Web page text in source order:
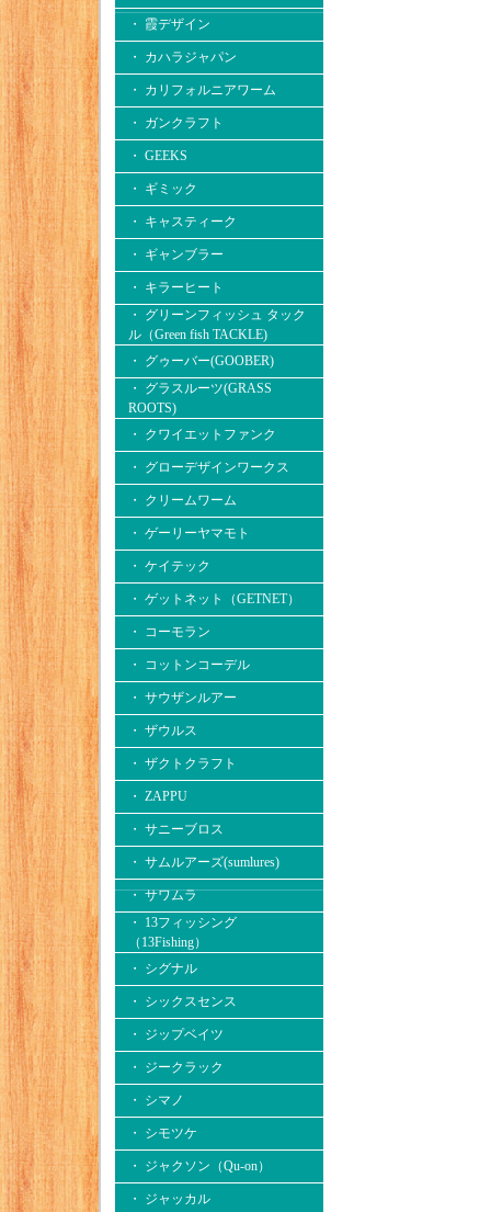
・ 霞デザイン
・ カハラジャパン
・ カリフォルニアワーム
・ ガンクラフト
・ GEEKS
・ ギミック
・ キャスティーク
・ ギャンブラー
・ キラーヒート
・ グリーンフィッシュ タック
ル（Green fish TACKLE)
・ グゥーバー(GOOBER)
・ グラスルーツ(GRASS
ROOTS)
・ クワイエットファンク
・ グローデザインワークス
・ クリームワーム
・ ゲーリーヤマモト
・ ケイテック
・ ゲットネット（GETNET）
・ コーモラン
・ コットンコーデル
・ サウザンルアー
・ ザウルス
・ ザクトクラフト
・ ZAPPU
・ サニーブロス
・ サムルアーズ(sumlures)
・ サワムラ
・ 13フィッシング
（13Fishing）
・ シグナル
・ シックスセンス
・ ジップベイツ
・ ジークラック
・ シマノ
・ シモツケ
・ ジャクソン（Qu-on）
・ ジャッカル